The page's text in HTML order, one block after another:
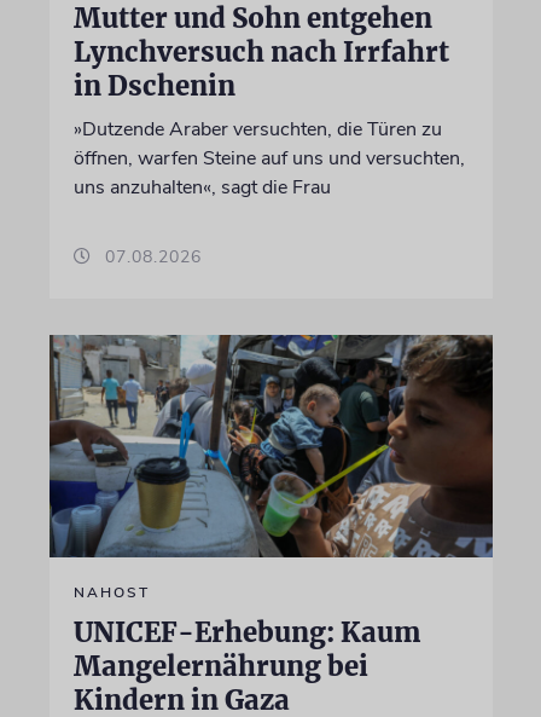
Mutter und Sohn entgehen
Lynchversuch nach Irrfahrt
in Dschenin
»Dutzende Araber versuchten, die Türen zu
öffnen, warfen Steine auf uns und versuchten,
uns anzuhalten«, sagt die Frau
07.08.2026
NAHOST
UNICEF-Erhebung: Kaum
Mangelernährung bei
Kindern in Gaza